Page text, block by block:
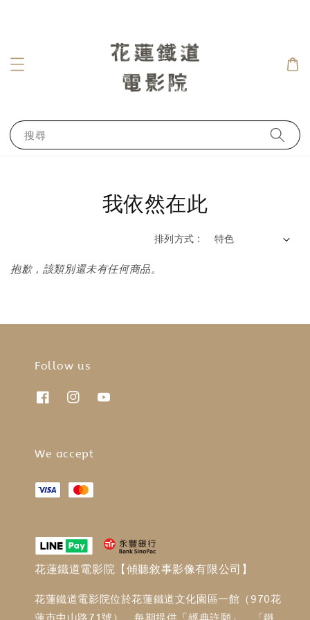
搜尋
我依然在此
排列方式 :
抱歉，該類別還未有任何商品。
Follow us
We accept
花蓮鐵道電影院【傾聽敘事影像有限公司】
花蓮鐵道電影院位於花蓮鐵道文化園區一館（970花